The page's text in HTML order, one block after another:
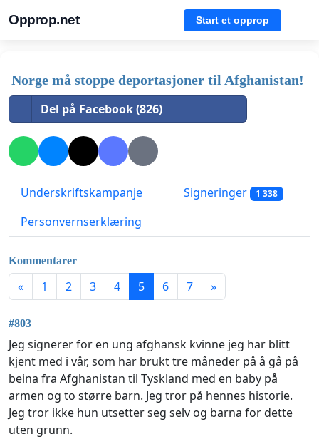
Opprop.net Start et opprop
Norge må stoppe deportasjoner til Afghanistan!
Del på Facebook (826)
Underskriftskampanje Signeringer 1 338
Personvernserklæring
Kommentarer
« 1 2 3 4 5 6 7 »
#803
Jeg signerer for en ung afghansk kvinne jeg har blitt
kjent med i vår, som har brukt tre måneder på å gå på
beina fra Afghanistan til Tyskland med en baby på
armen og to større barn. Jeg tror på hennes historie.
Jeg tror ikke hun utsetter seg selv og barna for dette
uten grunn.